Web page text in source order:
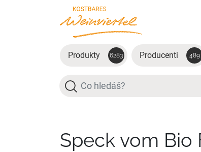
Přejít na hlavní obsah
Produkty 6283 Producenti 489
Hledat
Speck vom Bio